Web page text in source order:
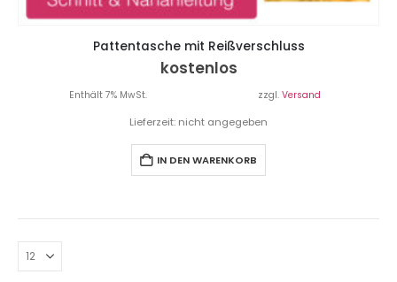
Pattentasche mit Reißverschluss
kostenlos
Enthält 7% MwSt. zzgl. Versand
Lieferzeit: nicht angegeben
IN DEN WARENKORB